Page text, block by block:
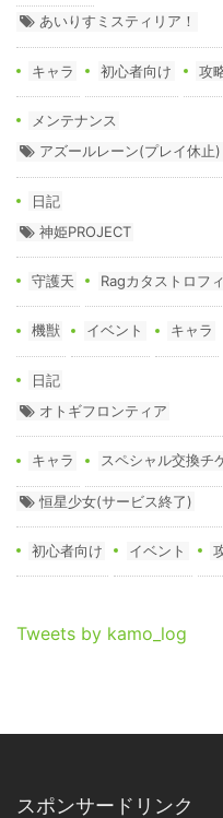
あいりすミスティリア！
キャラ 初心者向け 攻
メンテナンス
アズールレーン(プレイ休止)
日記
神姫PROJECT
守護天 Ragカタストロフ
機獣 イベント キャラ
日記
オトギフロンティア
キャラ スペシャル交換チ
恒星少女(サービス終了)
初心者向け イベント
Tweets by kamo_log
スポンサードリンク